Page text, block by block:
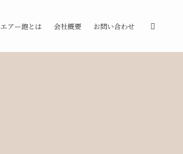
エアー鉋とは 会社概要 お問い合わせ